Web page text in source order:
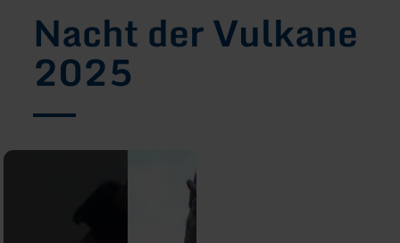
Nacht der Vulkane
2025